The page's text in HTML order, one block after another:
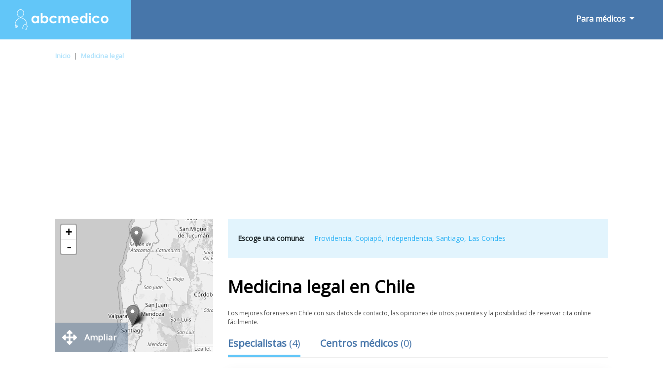
Para médicos
Inicio | Medicina legal
+
-
Leaflet
Ampliar
Escoge una comuna: Providencia,Copiapó, Independencia,Santiago, Las Condes
Medicina legal en Chile
Los mejores forenses en Chile con sus datos de contacto, las opiniones de otros pacientes y la posibilidad de reservar cita online
fácilmente.
Especialistas (4) Centros médicos (0)